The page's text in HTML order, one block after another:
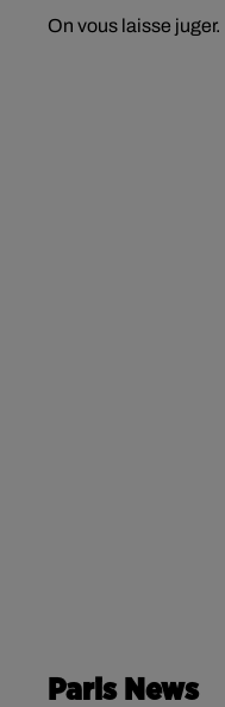
On vous laisse juger.
Paris News